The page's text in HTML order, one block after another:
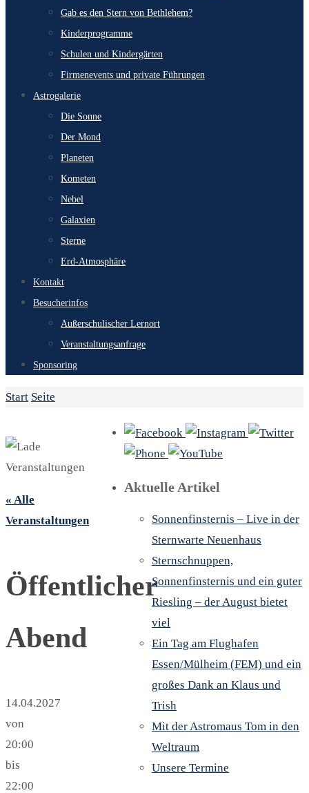
Gab es den Stern von Bethlehem?
Kinderprogramme
Schulen und Kindergärten
Firmenevents und private Führungen
Astrogalerie
Die Sonne
Der Mond
Planeten
Kometen
Nebel
Galaxien
Sterne
Erd-Atmosphäre
Kontakt
Besucherinfos
Außerschulischer Lernort
Veranstaltungsanfrage
Sponsoring
Start Seite
« Alle
Veranstaltungen
Öffentlicher
Abend
14.04.2027
von
20:00
bis
22:00
Aktuelle Artikel
Sonnenfinsternis – Live in der
Sternwarte Neuenhaus
Sternschnuppen,
Sonnenfinsternis und ein guter
Riesling – der August bietet
viel
Ein Tag am Flughafen
Essen/Mülheim (FEM) und ein
großes Dank an Klaus und
Trish
Mit der Astromaus Tom in den
Weltraum
Unsere Termine